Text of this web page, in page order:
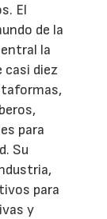
El
de la
la
casi diez
para
Su
para
y